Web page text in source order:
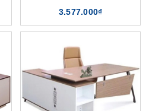
3.577.000₫